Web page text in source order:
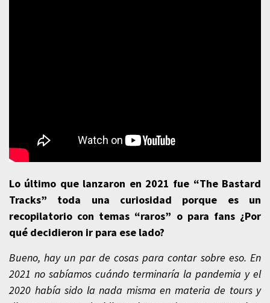
Lo último que lanzaron en 2021 fue “The Bastard
Tracks” toda una curiosidad porque es un
recopilatorio con temas “raros” o para fans ¿Por
qué decidieron ir para ese lado?
Bueno, hay un par de cosas para contar sobre eso. En
2021 no sabíamos cuándo terminaría la pandemia y el
2020 había sido la nada misma en materia de tours y